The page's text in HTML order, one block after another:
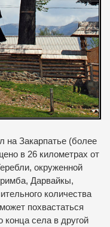
на Закарпатье (более
в 26 километрах от
окруженной
Дарвайкы,
количества
похвастаться
села в другой